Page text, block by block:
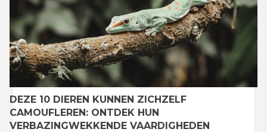
DEZE 10 DIEREN KUNNEN ZICHZELF
CAMOUFLEREN: ONTDEK HUN
VERBAZINGWEKKENDE VAARDIGHEDEN